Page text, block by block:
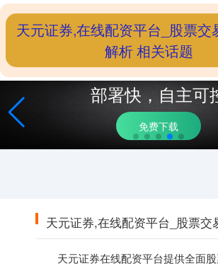
部署快，自主可
免费下载
天元证券,在线配资平台_股票交
天元证券在线配资平台提供全面
天元证券,在线配资平台_股票交
解析 相关话题